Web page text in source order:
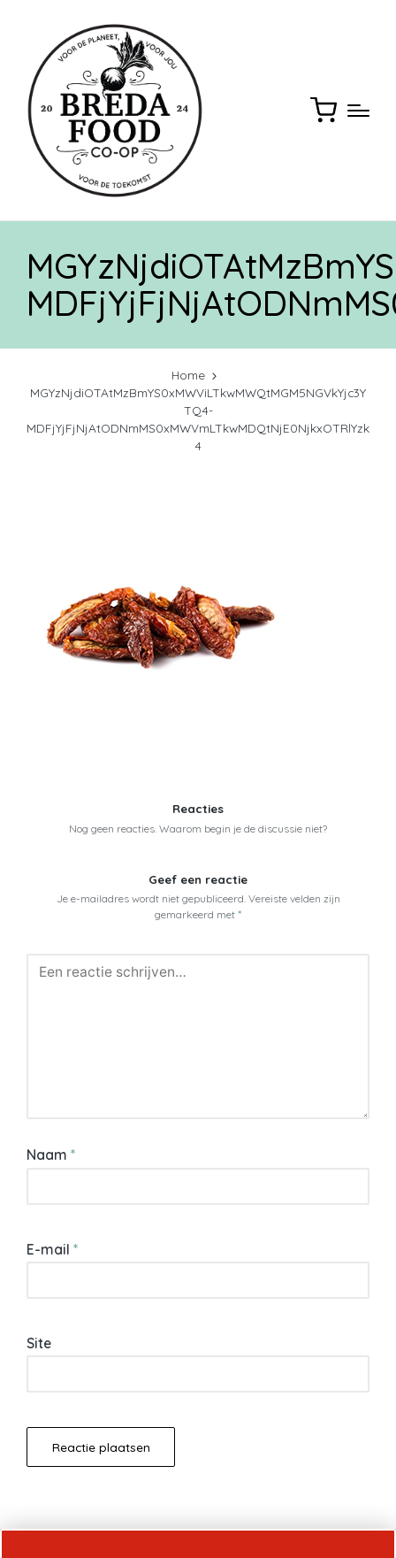
Home
MGYzNjdiOTAtMzBmYS0xMWViLTkwMWQtMGM5NGVkYjc3Y
TQ4-
MDFjYjFjNjAtODNmMS0xMWVmLTkwMDQtNjE0NjkxOTRlYzk
4
Reacties
Nog geen reacties. Waarom begin je de discussie niet?
Geef een reactie
Je e-mailadres wordt niet gepubliceerd. Vereiste velden zijn
gemarkeerd met *
Naam *
E-mail *
Site